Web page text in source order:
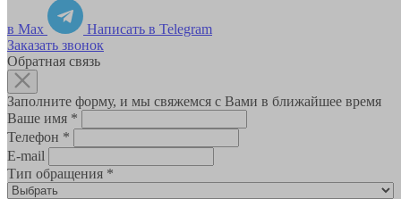
в Max
Написать в Telegram
Заказать звонок
Обратная связь
Заполните форму, и мы свяжемся с Вами в ближайшее время
Ваше имя *
Телефон *
E-mail
Тип обращения *